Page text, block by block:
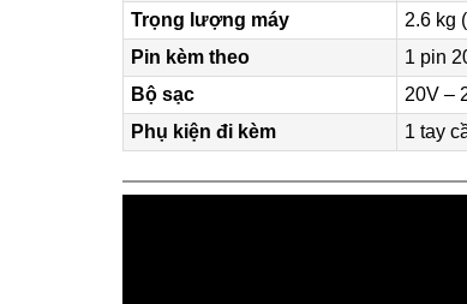
Trọng lượng máy
2.6 kg
Pin kèm theo
1 pin
Bộ sạc
20V –
Phụ kiện đi kèm
1 tay